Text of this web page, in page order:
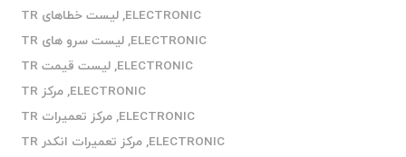
ELECTRONIC
,
لیست خطاهای TR
ELECTRONIC
,
لیست سرو های TR
ELECTRONIC
,
لیست قیمت TR
ELECTRONIC
,
مرکز TR
ELECTRONIC
,
مرکز تعمیرات TR
ELECTRONIC
,
مرکز تعمیرات انکدر TR